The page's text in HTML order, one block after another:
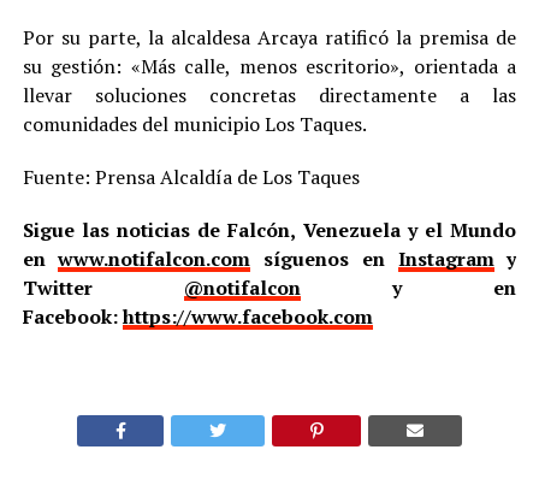
Por su parte, la alcaldesa Arcaya ratificó la premisa de
su gestión: «Más calle, menos escritorio», orientada a
llevar soluciones concretas directamente a las
comunidades del municipio Los Taques.
Fuente: Prensa Alcaldía de Los Taques
Sigue las noticias de Falcón, Venezuela y el Mundo
enwww.notifalcon.com síguenos en Instagramy
Twitter @notifalcony en
Facebook:https://www.facebook.com